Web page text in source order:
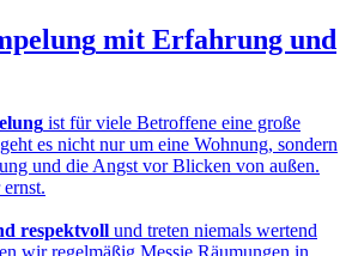
mit Erfahrung und
ist für viele Betroffene eine große
es nicht nur um eine Wohnung, sondern
und die Angst vor Blicken von außen.
respektvoll und treten niemals wertend
wir regelmäßig Messie Räumungen in